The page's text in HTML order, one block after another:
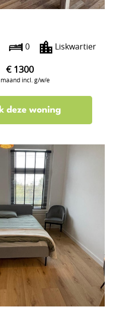
0 Liskwartier
€ 1300
maand incl. g/w/e
deze woning